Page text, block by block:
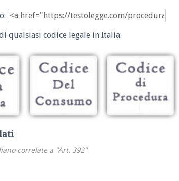
qualsiasi codice legale in Italia:
correlate a "Art. 392"